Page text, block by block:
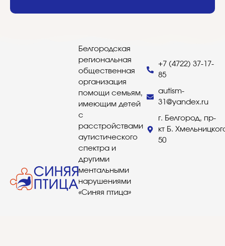
Белгородская
региональная
общественная
организация
помощи семьям,
имеющим детей
с
расстройствами
аутистического
спектра и
другими
ментальными
нарушениями
«Синяя птица»
+7 (4722) 37-17-
85
autism-
31@yandex.ru
г. Белгород, пр-
кт Б.
50